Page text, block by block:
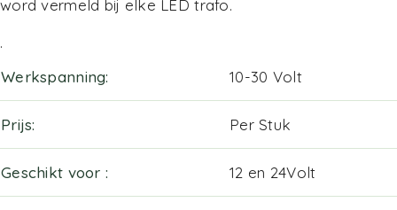
word vermeld bij elke LED trafo.
.
Werkspanning
10-30 Volt
Prijs Per Stuk
Geschikt voor 12 en 24Volt